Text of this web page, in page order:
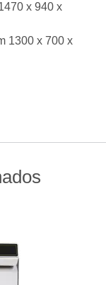
x 940 x
1300 x 700 x